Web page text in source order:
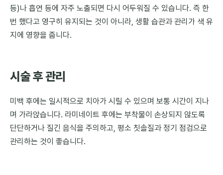
등)나 흡연 등에 자주 노출되면 다시 어두워질 수 있습니다. 즉 한
번 했다고 영구히 유지되는 것이 아니라, 생활 습관과 관리가 색 유
지에 영향을 줍니다.
시술 후 관리
미백 후에는 일시적으로 치아가 시릴 수 있으며 보통 시간이 지나
며 가라앉습니다. 라미네이트 후에는 부착물이 손상되지 않도록
단단하거나 질긴 음식을 주의하고, 평소 칫솔질과 정기 점검으로
관리하는 것이 좋습니다.